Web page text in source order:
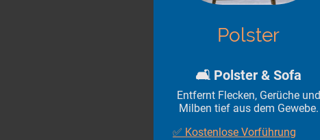
Polster
🛋 Polster & Sofa
Entfernt Flecken, Gerüche und
Milben tief aus dem Gewebe.
✅ Kostenlose Vorführung